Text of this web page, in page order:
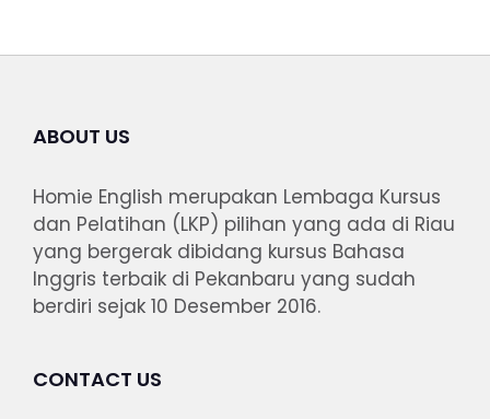
ABOUT US
Homie English merupakan Lembaga Kursus
dan Pelatihan (LKP) pilihan yang ada di Riau
yang bergerak dibidang kursus Bahasa
Inggris terbaik di Pekanbaru yang sudah
berdiri sejak 10 Desember 2016.
CONTACT US